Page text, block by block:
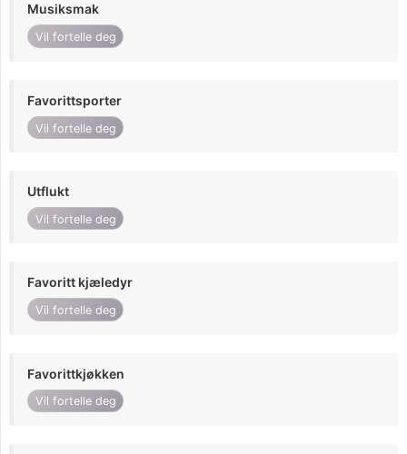
Musiksmak
Vil fortelle deg
Favorittsporter
Vil fortelle deg
Utflukt
Vil fortelle deg
Favoritt kjæledyr
Vil fortelle deg
Favorittkjøkken
Vil fortelle deg